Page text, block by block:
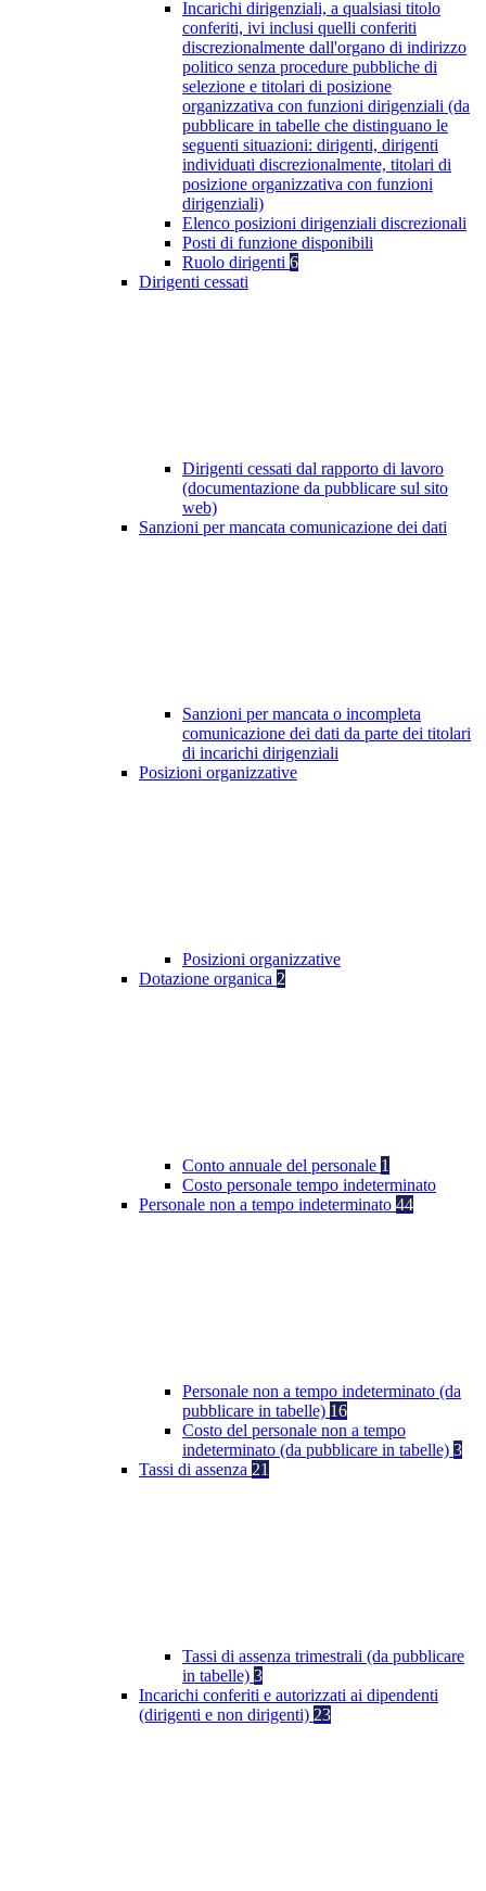
Incarichi dirigenziali, a qualsiasi titolo
conferiti, ivi inclusi quelli conferiti
discrezionalmente dall'organo di indirizzo
politico senza procedure pubbliche di
selezione e titolari di posizione
organizzativa con funzioni dirigenziali (da
pubblicare in tabelle che distinguano le
seguenti situazioni: dirigenti, dirigenti
individuati discrezionalmente, titolari di
posizione organizzativa con funzioni
dirigenziali)
Elenco posizioni dirigenziali discrezionali
Posti di funzione disponibili
Ruolo dirigenti 6
Dirigenti cessati
Dirigenti cessati dal rapporto di lavoro
(documentazione da pubblicare sul sito
web)
Sanzioni per mancata comunicazione dei dati
Sanzioni per mancata o incompleta
comunicazione dei dati da parte dei titolari
di incarichi dirigenziali
Posizioni organizzative
Posizioni organizzative
Dotazione organica 2
Conto annuale del personale 1
Costo personale tempo indeterminato
Personale non a tempo indeterminato 44
Personale non a tempo indeterminato (da
pubblicare in tabelle) 16
Costo del personale non a tempo
indeterminato (da pubblicare in tabelle) 3
Tassi di assenza 21
Tassi di assenza trimestrali (da pubblicare
in tabelle) 3
Incarichi conferiti e autorizzati ai dipendenti
(dirigenti e non dirigenti) 23